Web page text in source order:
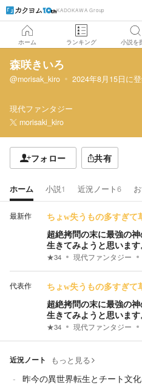
KADOKAWA Group
ホーム ランキング 小説を
森咲きいろ
@morisak_kiro 2024年8月15日に
現代ファンタジー
morisaki_kiro
フォロー 共有
ホーム 小説1 近況ノート6
最新作 ちょw失うもの多すぎて
超絶拷問の末に最強の
生きてみようと思います
★34 現代ファンタジー
代表作 ちょw失うもの多すぎて
超絶拷問の末に最強の
生きてみようと思います
★34 現代ファンタジー
近況ノート もっと見る
昨今の異世界転生とチート文